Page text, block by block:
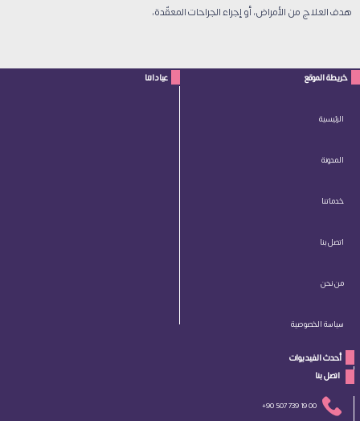
هدف العلاج من الأمراض، أو إجراء الجراحات المعقّدة،
خريطة الموقع
الرئيسية
المدونة
خدماتنا
اتصل بنا
من نحن
سياسة الخصوصية
عياداتنا
أحدث الفيديوات
اتصل بنا
+90 507 739 19 00